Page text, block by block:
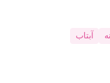
آبتاب